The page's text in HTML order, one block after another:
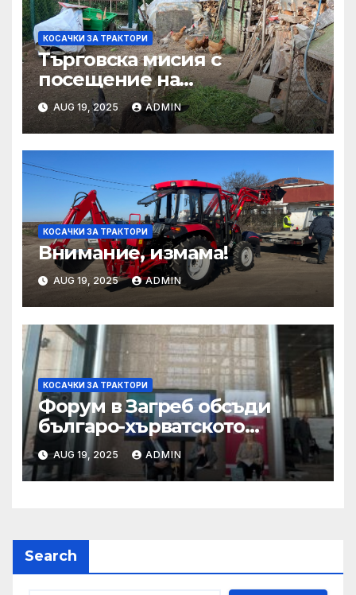
КОСАЧКИ ЗА ТРАКТОРИ
Търговска мисия с
посещение на
Mеждународния търговски
панаир CosmeticBusiness
2025
AUG 19, 2025 ADMIN
КОСАЧКИ ЗА ТРАКТОРИ
Внимание, измама!
AUG 19, 2025 ADMIN
КОСАЧКИ ЗА ТРАКТОРИ
Форум в Загреб обсъди
българо-хърватското
сътрудничество
AUG 19, 2025 ADMIN
Search